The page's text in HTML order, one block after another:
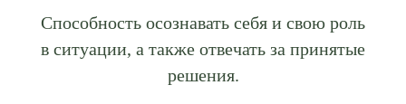
Способность осознавать себя и свою роль
в ситуации, а также отвечать за принятые
решения.